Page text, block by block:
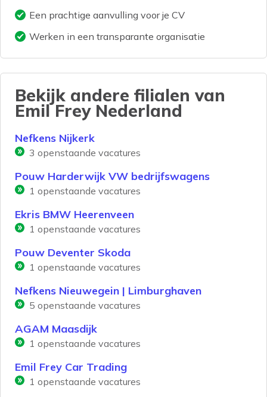
Een prachtige aanvulling voor je CV
Werken in een transparante organisatie
Bekijk andere filialen van
Emil Frey Nederland
Nefkens Nijkerk
3 openstaande vacatures
Pouw Harderwijk VW bedrijfswagens
1 openstaande vacatures
Ekris BMW Heerenveen
1 openstaande vacatures
Pouw Deventer Skoda
1 openstaande vacatures
Nefkens Nieuwegein | Limburghaven
5 openstaande vacatures
AGAM Maasdijk
1 openstaande vacatures
Emil Frey Car Trading
1 openstaande vacatures